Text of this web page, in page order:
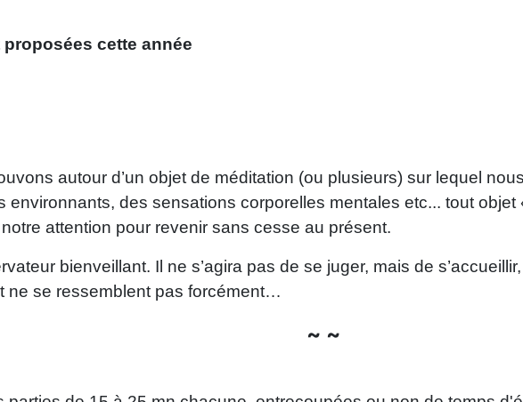
cette année
autour d’un objet de méditation (ou plusieurs) sur lequel
environnants, des sensations corporelles mentales etc... tout
attention pour revenir sans cesse au présent.
bienveillant. Il ne s’agira pas de se juger, mais de
ne se ressemblent pas forcément…
~ ~